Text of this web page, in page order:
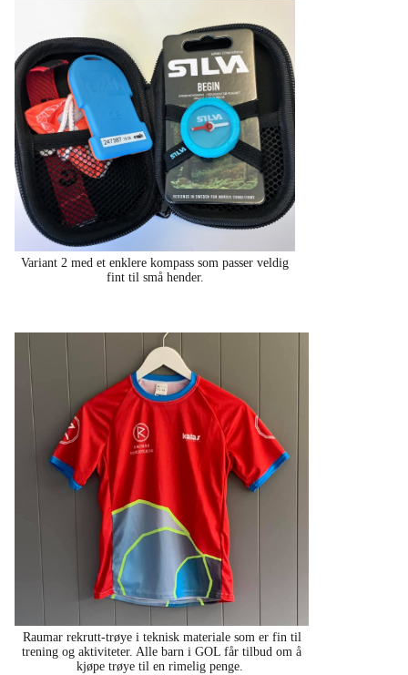
Variant 2 med et enklere kompass som passer veldig
fint til små hender.
Raumar rekrutt-trøye i teknisk materiale som er fin til
trening og aktiviteter. Alle barn i GOL får tilbud om å
kjøpe trøye til en rimelig penge.